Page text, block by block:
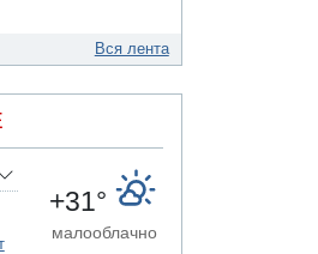
Гилад Эрдан
новой
выбросило тело
Вся лента
+31°
малооблачно